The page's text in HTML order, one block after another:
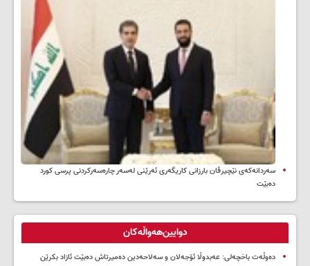
سه‌ردانه‌کەی نێچیرڤان بارزانی كاریگه‌ری ئه‌رێنی له‌سه‌ر چاره‌سه‌ركردنی پرسی كورد
ده‌بێت
دوایین‌هەواڵەکان
دەوڵەت باخچەلی: عەبدوڵا ئۆجەلان و سەلاحەدین دەمیرتاش دەبێت ئازاد بکرێن